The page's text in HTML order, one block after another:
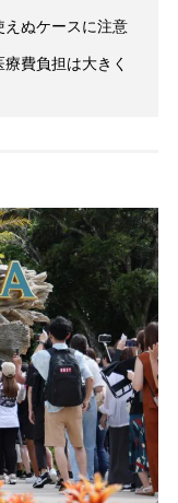
えぬケースに注意
費負担は大きく